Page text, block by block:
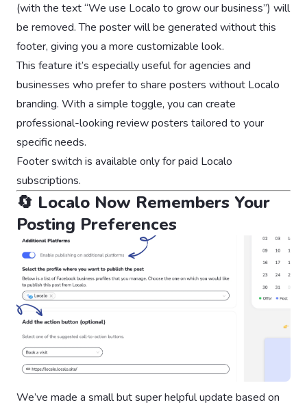
(with the text “We use Localo to grow our business”) will
be removed. The poster will be generated without this
footer, giving you a more customizable look.
This feature it’s especially useful for agencies and
businesses who prefer to share posters without Localo
branding. With a simple toggle, you can create
professional-looking review posters tailored to your
specific needs.
Footer switch is available only for paid Localo
subscriptions.
🔄 Localo Now Remembers Your
Posting Preferences
We’ve made a small but super helpful update based on